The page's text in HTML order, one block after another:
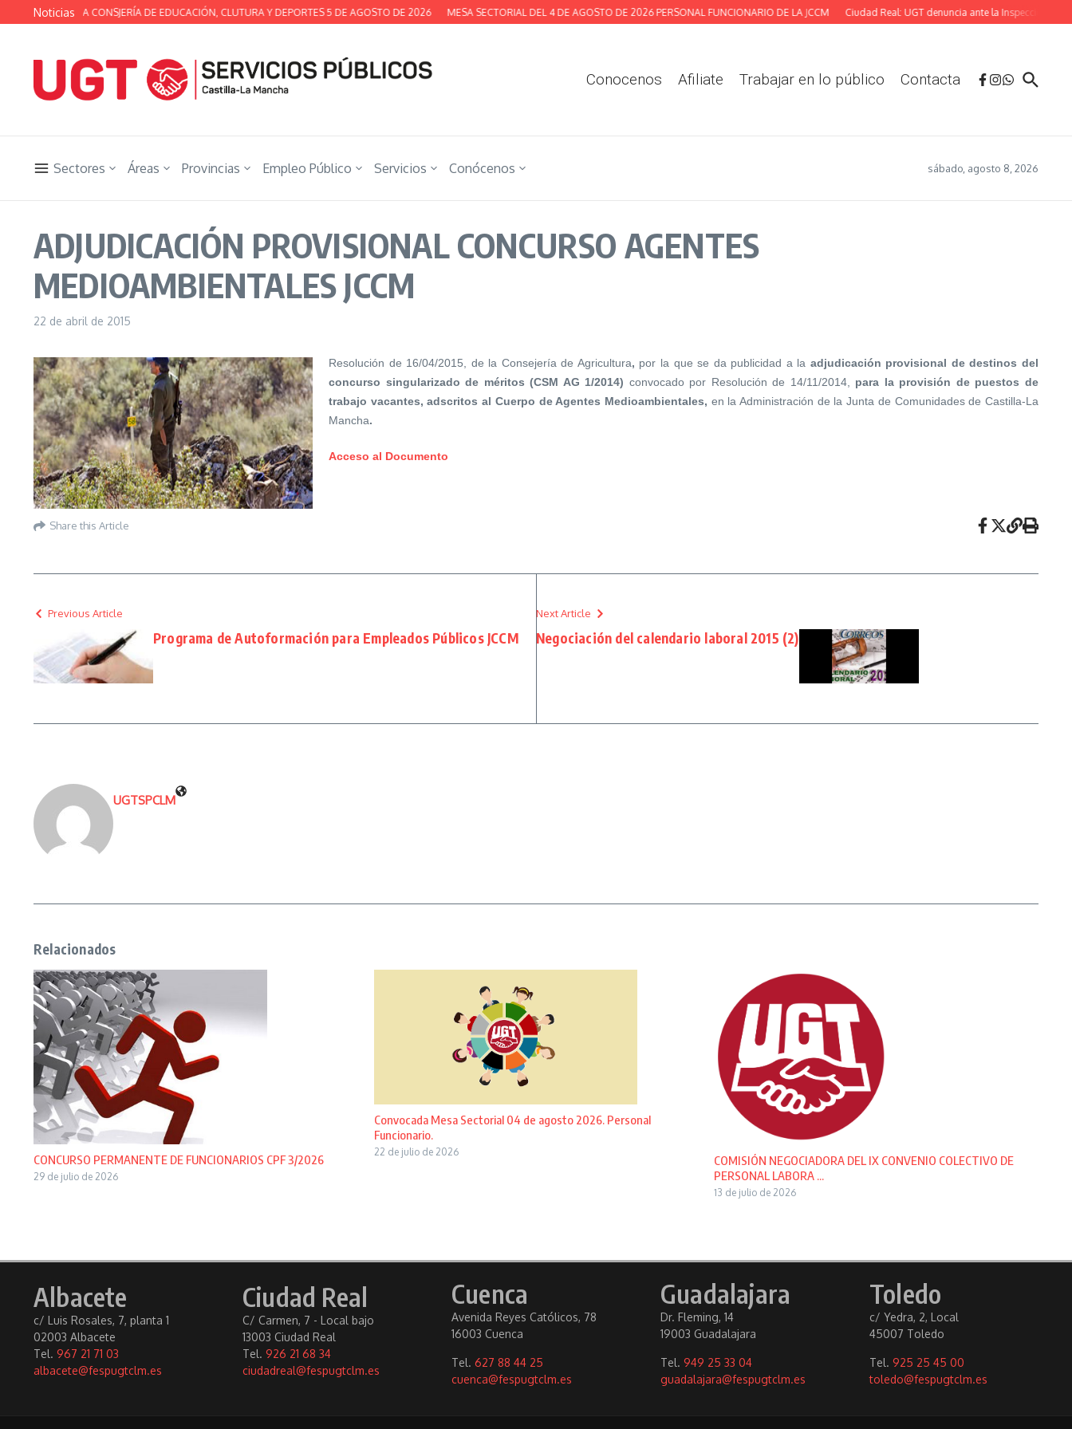
Saltar al contenido
Noticias
TÉCNICA DE LA CONSJERÍA DE EDUCACIÓN, CLUTURA Y DEPORTES 5 DE AGOSTO DE 2026 MESA SECTORIAL DEL 4 DE AGOSTO DE 2026 PERSONAL FUNCIONARIO DE LA JCCM Ciudad Real: UGT denuncia ante la Inspección las
Conocenos Afiliate Trabajar en lo público Contacta
Sectores Áreas Provincias Empleo Público Servicios Conócenos sábado, agosto 8, 2026
ADJUDICACIÓN PROVISIONAL CONCURSO AGENTES
MEDIOAMBIENTALES JCCM
22 de abril de 2015
Resolución de 16/04/2015, de la Consejería de Agricultura, por la que se da publicidad a la adjudicación provisional de destinos del
concurso singularizado de méritos (CSM AG 1/2014) convocado por Resolución de 14/11/2014,
para la provisión de puestos de
trabajo vacantes, adscritos al Cuerpo de Agentes Medioambientales, en la Administración de la Junta de Comunidades de Castilla-La
Mancha.
Acceso al Documento
Share this Article
Previous Article
Programa de Autoformación para Empleados Públicos JCCM
Next Article
Negociación del calendario laboral 2015 (2)
UGTSPCLM
Relacionados
CONCURSO PERMANENTE DE FUNCIONARIOS CPF 3/2026
29 de julio de 2026
Convocada Mesa Sectorial 04 de agosto 2026. Personal
Funcionario.
22 de julio de 2026
COMISIÓN NEGOCIADORA DEL IX CONVENIO COLECTIVO DE
PERSONAL LABORA ...
13 de julio de 2026
Albacete
c/ Luis Rosales, 7, planta 1
02003 Albacete
Tel. 967 21 71 03
albacete@fespugtclm.es
Ciudad Real
C/ Carmen, 7 - Local bajo
13003 Ciudad Real
Tel. 926 21 68 34
ciudadreal@fespugtclm.es
Cuenca
Avenida Reyes Católicos, 78
16003 Cuenca
Tel. 627 88 44 25
cuenca@fespugtclm.es
Guadalajara
Dr. Fleming, 14
19003 Guadalajara
Tel. 949 25 33 04
guadalajara@fespugtclm.es
Toledo
c/ Yedra, 2, Local
45007 Toledo
Tel. 925 25 45 00
toledo@fespugtclm.es